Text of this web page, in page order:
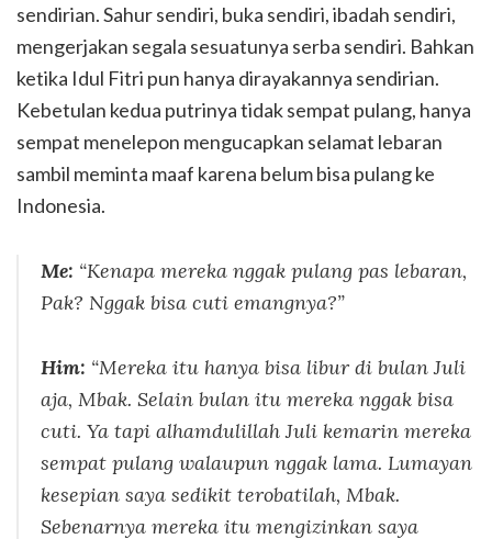
sendirian. Sahur sendiri, buka sendiri, ibadah sendiri,
mengerjakan segala sesuatunya serba sendiri. Bahkan
ketika Idul Fitri pun hanya dirayakannya sendirian.
Kebetulan kedua putrinya tidak sempat pulang, hanya
sempat menelepon mengucapkan selamat lebaran
sambil meminta maaf karena belum bisa pulang ke
Indonesia.
Me: “Kenapa mereka nggak pulang pas lebaran,
Pak? Nggak bisa cuti emangnya?”
Him: “Mereka itu hanya bisa libur di bulan Juli
aja, Mbak. Selain bulan itu mereka nggak bisa
cuti. Ya tapi alhamdulillah Juli kemarin mereka
sempat pulang walaupun nggak lama. Lumayan
kesepian saya sedikit terobatilah, Mbak.
Sebenarnya mereka itu mengizinkan saya